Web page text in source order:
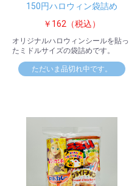
150円ハロウィン袋詰め
￥162（税込）
オリジナルハロウィンシールを貼っ
たミドルサイズの袋詰めです。
ただいま品切れ中です。